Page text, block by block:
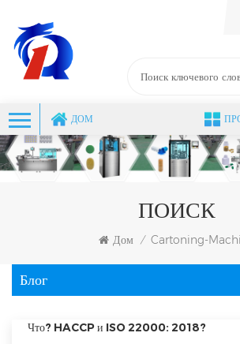
ДОМ
ПОИСК
Дом / Cartoning-
Блог
Что? HACCP и ISO 22000: 2018?